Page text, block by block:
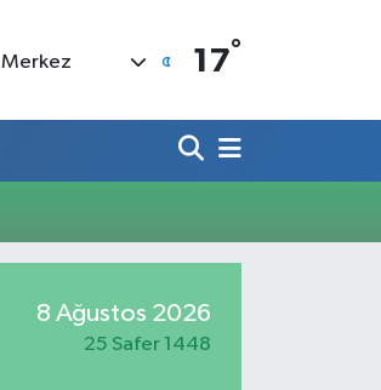
Merkez 17°
8 Ağustos 2026
25 Safer 1448